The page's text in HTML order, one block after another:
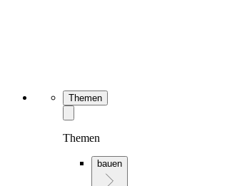
Themen
Themen
bauen